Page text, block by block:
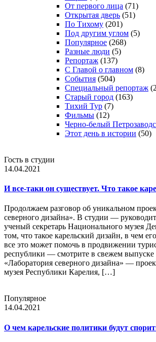
От первого лица (71)
Открытая дверь (51)
По Тихому (201)
Под другим углом (5)
Популярное (268)
Разные люди (5)
Репортаж (137)
С Главой о главном (8)
События (504)
Специальный репортаж
Старый город (163)
Тихий Тур (7)
Фильмы (12)
Черно-белый
Этот день в истории (50)
Гость в студии
14.04.2021
И все-таки он существует. Что такое
Продолжаем разговор об уникальном
северного дизайна». В студии —
ученый секретарь Национального музея
том, что такое карельский дизайн, в чем
все это может помочь в продвижении
республики — смотрите в свежем
«Лаборатория северного дизайна» —
музея Республики Карелия, […]
Популярное
14.04.2021
О чем карельские политики будут